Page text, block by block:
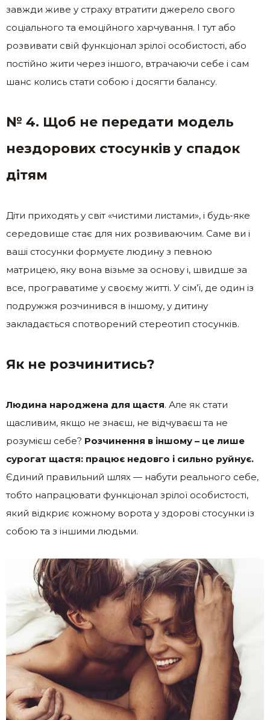
завжди живе у страху втратити джерело свого
соціального та емоційного харчування. І тут або
розвивати свій функціонал зрілої особистості, або
постійно жити через іншого, втрачаючи себе і сам
шанс колись стати собою і досягти балансу.
№ 4. Щоб не передати модель
нездорових стосунків у спадок
дітям
Діти приходять у світ «чистими листами», і будь-яке
середовище стає для них розвиваючим. Саме ви і
ваші стосунки формуєте людину з певною
матрицею, яку вона візьме за основу і, швидше за
все, програватиме у своєму житті. У сім’ї, де один із
подружжя розчинився в іншому, у дитину
закладається спотворений стереотип стосунків.
Як не розчинитись?
Людина народжена для щастя. Але як стати
щасливим, якщо не знаєш, не відчуваєш та не
розумієш себе? Розчинення в іншому – це лише
сурогат щастя: працює недовго і сильно руйнує.
Єдиний правильний шлях — набути реального себе,
тобто напрацювати функціонал зрілої особистості,
який відкриє кожному ворота у здорові стосунки із
собою та з іншими людьми.